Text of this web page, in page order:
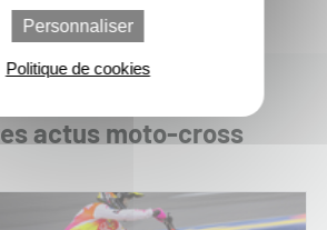
actus moto-cross
Personnaliser
Politique de cookies